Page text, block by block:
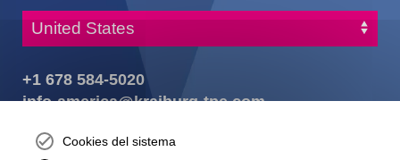
+1 678 584-5020
info-america@kraiburg-tpe.com
4365 Hamilton Mill Rd.,
Cookies del sistema